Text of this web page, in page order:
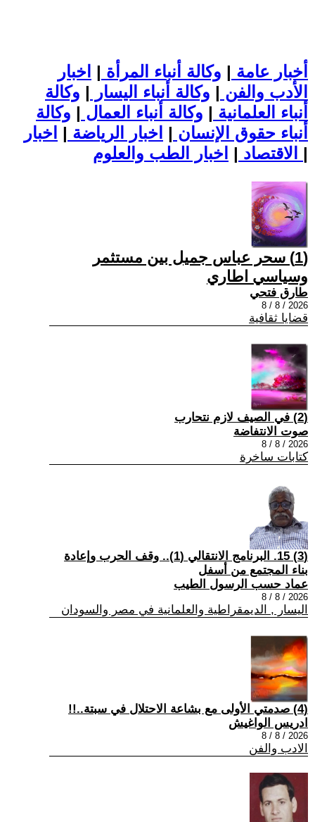
أخبار عامة | وكالة أنباء المرأة | اخبار
الأدب والفن | وكالة أنباء اليسار | وكالة
أنباء العلمانية | وكالة أنباء العمال | وكالة
أنباء حقوق الإنسان | اخبار الرياضة | اخبار
الاقتصاد | |
(1) سحر عباس جميل بين مستثمر
وسياسي اطاري
طارق فتحي
2026 / 8 / 8
قضايا ثقافية
(2) في الصيف لازم نتحارب
صوت الانتفاضة
2026 / 8 / 8
كتابات ساخرة
(3) 15. البرنامج الانتقالي (1).. وقف الحرب وإعادة
بناء المجتمع من أسفل
عماد حسب الرسول الطيب
2026 / 8 / 8
اليسار , الديمقراطية والعلمانية في مصر والسودان
(4) صدمتي الأولى مع بشاعة الاحتلال في سبتة..!!
ادريس الواغيش
2026 / 8 / 8
الادب والفن